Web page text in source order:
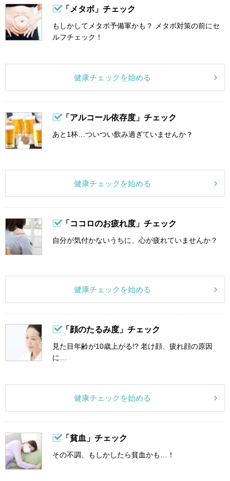
「メタボ」チェック
もしかしてメタボ予備軍かも？ メタボ対策の前にセ
ルフチェック！
健康チェックを始める
「アルコール依存度」チェック
あと1杯…ついつい飲み過ぎていませんか？
健康チェックを始める
「ココロのお疲れ度」チェック
自分が気付かないうちに、心が疲れていませんか？
健康チェックを始める
「顔のたるみ度」チェック
見た目年齢が10歳上がる!? 老け顔、疲れ顔の原因
に…
健康チェックを始める
「貧血」チェック
その不調、もしかしたら貧血かも…！